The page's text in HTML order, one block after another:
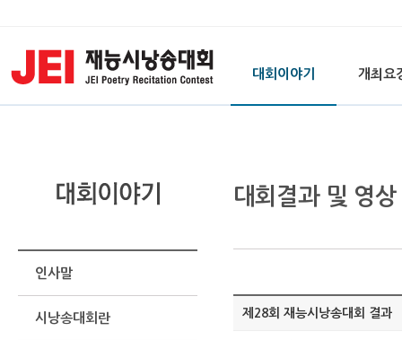
대회이야기 개최요
인사말
시낭송대회란
대회결과 및 영상
제28회 재능시낭송대회 결과